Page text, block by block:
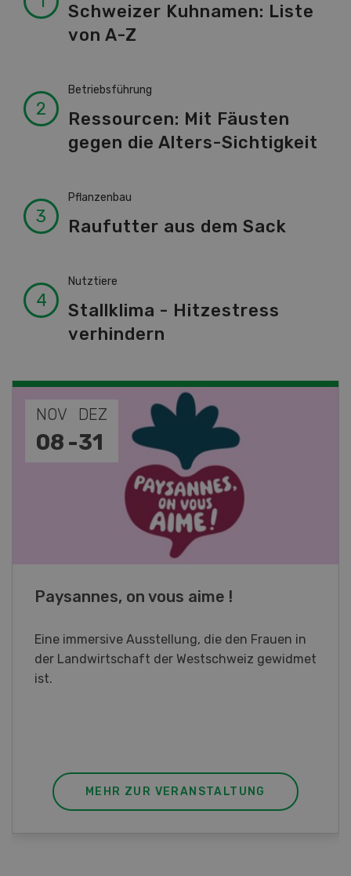
Schweizer Kuhnamen: Liste
von A-Z
Betriebsführung
Ressourcen: Mit Fäusten
gegen die Alters-Sichtigkeit
Pflanzenbau
Raufutter aus dem Sack
Nutztiere
Stallklima - Hitzestress
verhindern
NOV
19 -
JAN
28
Fachkurs Aquakultur
Sind Sie in der Fischzucht tätig oder
interessieren Sie sich für das Thema? In
diesem Fall ist unser FBA-Weiterbildungskurs
MEHR ZUR VERANSTALTUNG